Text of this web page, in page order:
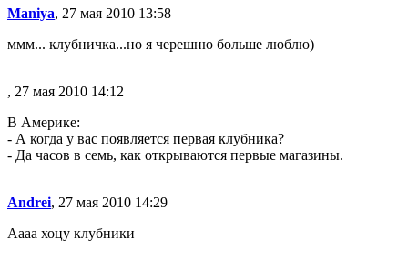
Maniya, 27 мая 2010 13:58
ммм... клубничка...но я черешню больше люблю)
, 27 мая 2010 14:12
В Америке:
- А когда у вас появляется первая клубника?
- Да часов в семь, как открываются первые магазины.
Andrei, 27 мая 2010 14:29
Аааа хоцу клубники